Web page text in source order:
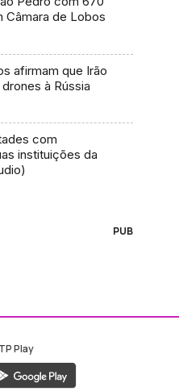
Câmara de Lobos
afirmam que Irão
à Rússia
com
instituições da
PUB
Play